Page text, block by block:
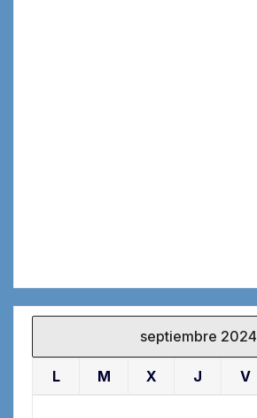
septiembre 2024
L M X J V